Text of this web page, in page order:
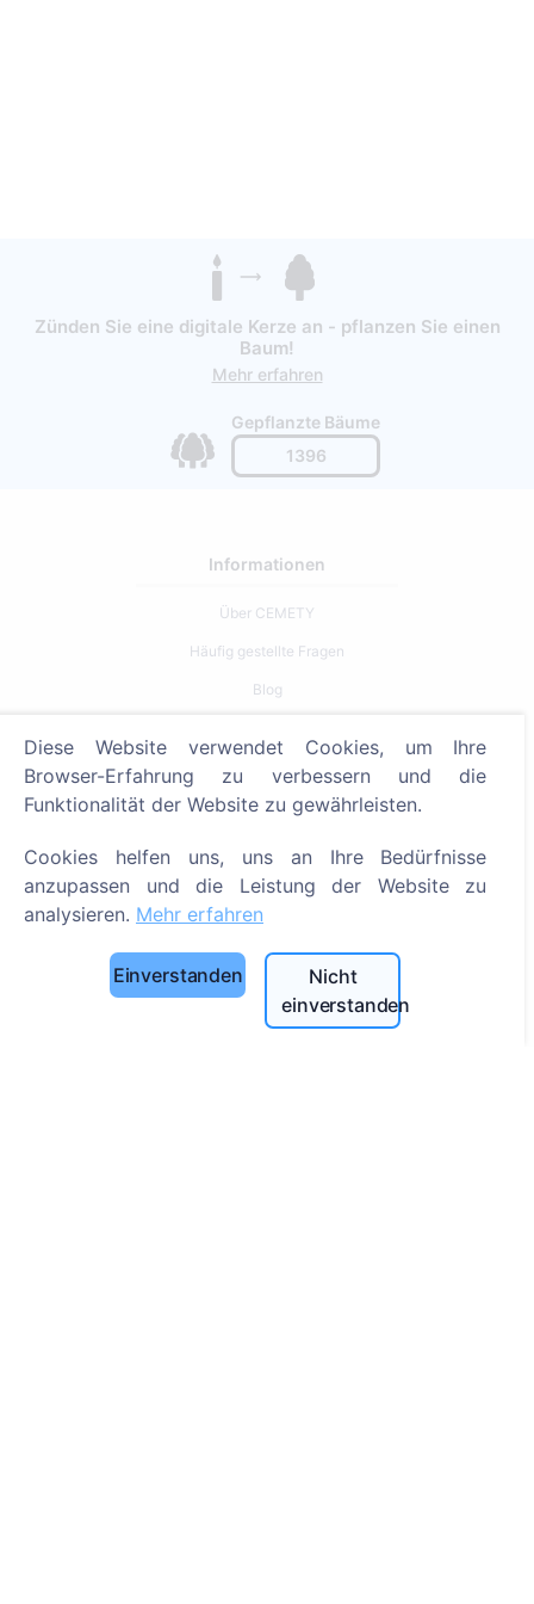
Zünden Sie eine digitale Kerze an - pflanzen Sie einen
Baum!
Mehr erfahren
Gepflanzte Bäume
1396
Informationen
Über CEMETY
Häufig gestellte Fragen
Blog
Datenschutzrichtlinie
Zahlungsverfahren
Suche
Friedhöfe suchen
Dienstleistungen
Diese Website verwendet Cookies, um Ihre
Browser-Erfahrung zu verbessern und die
Funktionalität der Website zu gewährleisten.
Cookies helfen uns, uns an Ihre Bedürfnisse
anzupassen und die Leistung der Website zu
analysieren. Mehr erfahren
Einverstanden
Nicht
einverstanden